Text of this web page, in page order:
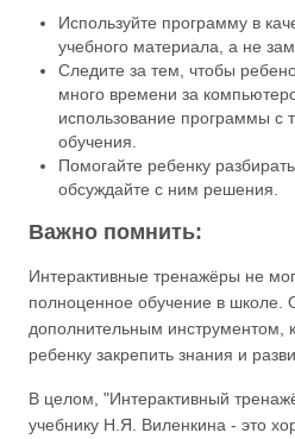
Используйте программу в
учебного материала, а не
Следите за тем, чтобы
много времени за
использование программы
обучения.
Помогайте ребенку
обсуждайте с ним решения.
Важно помнить:
Интерактивные тренажёры не
полноценное обучение в школе.
дополнительным инструментом,
ребенку закрепить знания и
В целом, "Интерактивный
учебнику Н.Я. Виленкина - это